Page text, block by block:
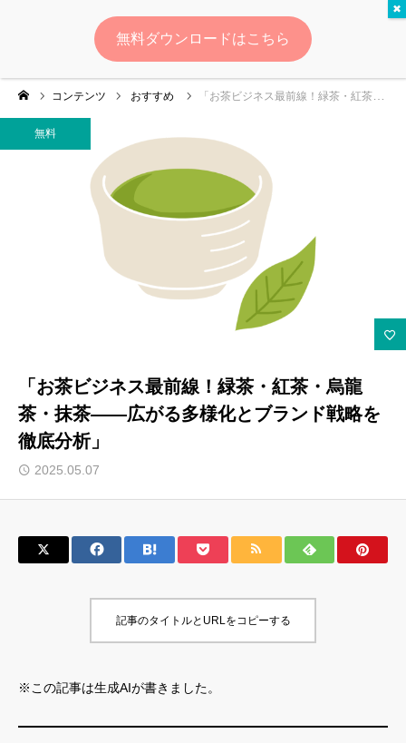
無料
コンテンツ おすすめ 「お茶ビジネス最前線！緑茶・紅茶・烏龍茶・抹茶――広がる多様化とブランド戦略を徹底分析」
無料
「お茶ビジネス最前線！緑茶・紅茶・烏龍
茶・抹茶――広がる多様化とブランド戦略を
徹底分析」
2025.05.07
記事のタイトルとURLをコピーする
※この記事は生成AIが書きました。
ログイン 会員登録
ゆいマーケとは？
実績・お客様の声
イベント・セミナー情報
スポンサー登録
サロン会員登録
特定商取引法 運営会社
マーケティング用語集
無料ダウンロードはこちら